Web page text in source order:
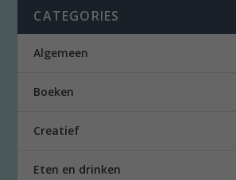
CATEGORIES
Algemeen
Boeken
Creatief
Eten en drinken